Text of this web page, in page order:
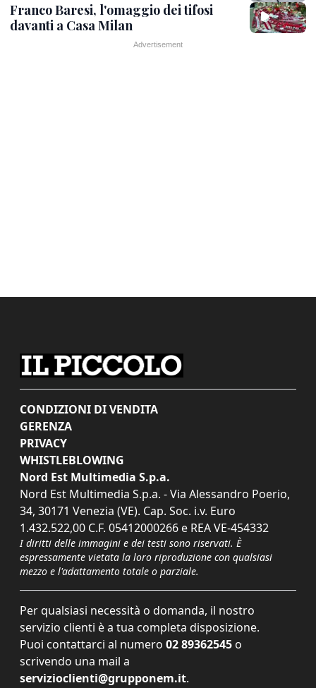
Franco Baresi, l'omaggio dei tifosi
davanti a Casa Milan
CONDIZIONI DI VENDITA
GERENZA
PRIVACY
WHISTLEBLOWING
Nord Est Multimedia S.p.a.
Nord Est Multimedia S.p.a. - Via Alessandro Poerio,
34, 30171 Venezia (VE). Cap. Soc. i.v. Euro
1.432.522,00 C.F. 05412000266 e REA VE-454332
I diritti delle immagini e dei testi sono riservati. È
espressamente vietata la loro riproduzione con qualsiasi
mezzo e l'adattamento totale o parziale.
Per qualsiasi necessità o domanda, il nostro
servizio clienti è a tua completa disposizione.
Puoi contattarci al numero 02 89362545 o
scrivendo una mail a
servizioclienti@grupponem.it.